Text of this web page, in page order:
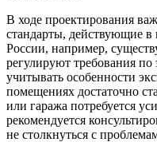
В ходе проектирования
стандарты, действующие
России, например,
регулируют требования
учитывать особенности
помещениях достаточно
или гаража потребуется
рекомендуется
не столкнуться с